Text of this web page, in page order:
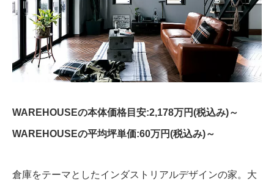
WAREHOUSEの本体価格目安:2,178万円(税込み)～
WAREHOUSEの平均坪単価:60万円(税込み)～
倉庫をテーマとしたインダストリアルデザインの家。大